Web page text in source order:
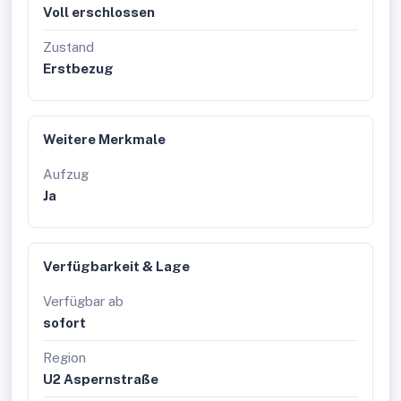
Gegensprechanlage für ein stets beruhigendes Gefühl
und sicheres Parken in der hauseigenen PKW-
Tiefgarage (separat erwerbbar)
Hier kaufen Sie nicht nur eine Wohnung, sondern ein
Stück Lebensqualität!
Mehr als nur eine Wohnadresse: Ihr neues Refugium
Wo urbaner Lifestyle auf grüne Oasen trifft –
Modernes Wohnen in der „Gotthelfgasse“
Die Donaustadt hat sich zu einem der dynamischsten
und begehrtesten Wohnbezirke Wiens entwickelt – ein
Ort, an dem pulsierendes Stadtleben und unberührte
Wienern charmant als „Transdanubien“ bezeichnet,
besticht durch seine enorme Vielseitigkeit und zieht
Menschen an, die keine Kompromisse eingehen wollen.
Genau in dieser florierenden Umgebung vermarkten wir
perfekt vereint:
für alle, die eine erstklassige Infrastruktur suchen und
Voll erschlossen
Zustand
Erstbezug
Weitere Merkmale
Aufzug
Ja
Verfügbarkeit & Lage
Verfügbar ab
sofort
Region
U2 Aspernstraße